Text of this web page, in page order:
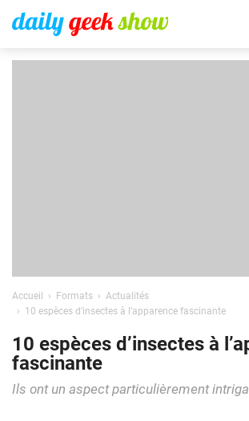
Accueil Formats
Actualités
10 espèces d’insectes à l’apparence fascinante
10 espèces d’insectes à
fascinante
Ils ont un aspect particulièrement